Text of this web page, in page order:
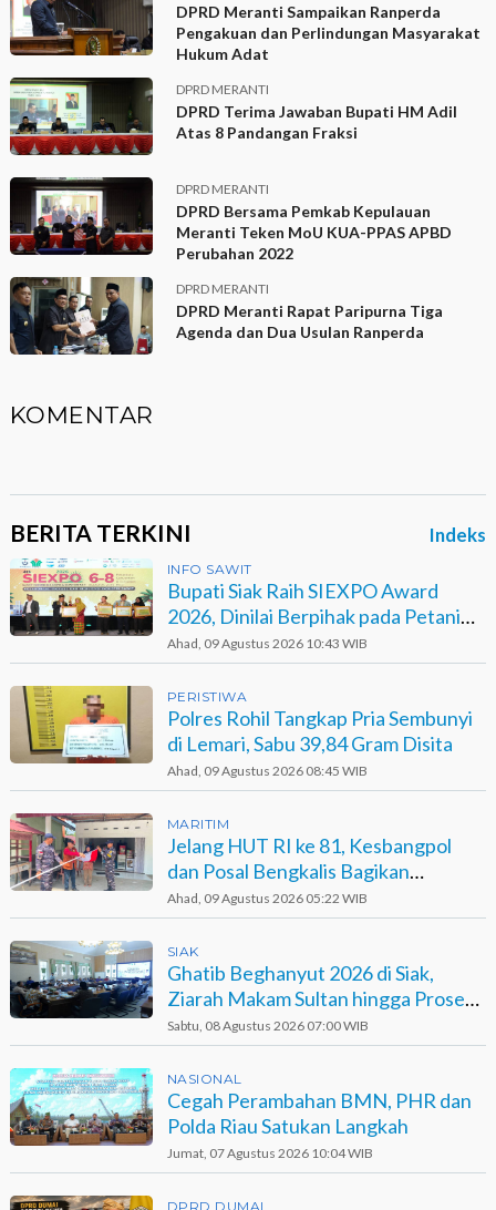
DPRD Meranti Sampaikan Ranperda
Pengakuan dan Perlindungan Masyarakat
Hukum Adat
DPRD MERANTI
DPRD Terima Jawaban Bupati HM Adil
Atas 8 Pandangan Fraksi
DPRD MERANTI
DPRD Bersama Pemkab Kepulauan
Meranti Teken MoU KUA-PPAS APBD
Perubahan 2022
DPRD MERANTI
DPRD Meranti Rapat Paripurna Tiga
Agenda dan Dua Usulan Ranperda
KOMENTAR
BERITA TERKINI Indeks
INFO SAWIT
Bupati Siak Raih SIEXPO Award
2026, Dinilai Berpihak pada Petani
Sawit
Ahad, 09 Agustus 2026 10:43 WIB
PERISTIWA
Polres Rohil Tangkap Pria Sembunyi
di Lemari, Sabu 39,84 Gram Disita
Ahad, 09 Agustus 2026 08:45 WIB
MARITIM
Jelang HUT RI ke 81, Kesbangpol
dan Posal Bengkalis Bagikan
Bendera ke Warga Pesisir
Ahad, 09 Agustus 2026 05:22 WIB
SIAK
Ghatib Beghanyut 2026 di Siak,
Ziarah Makam Sultan hingga Prosesi
di Sungai
Sabtu, 08 Agustus 2026 07:00 WIB
NASIONAL
Cegah Perambahan BMN, PHR dan
Polda Riau Satukan Langkah
Jumat, 07 Agustus 2026 10:04 WIB
DPRD DUMAI